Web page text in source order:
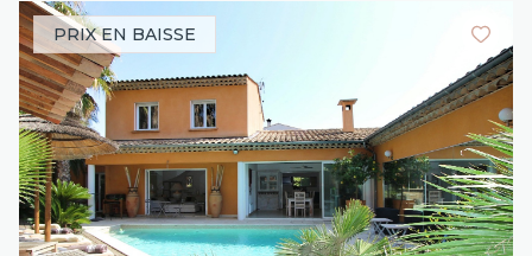
PRIX EN BAISSE